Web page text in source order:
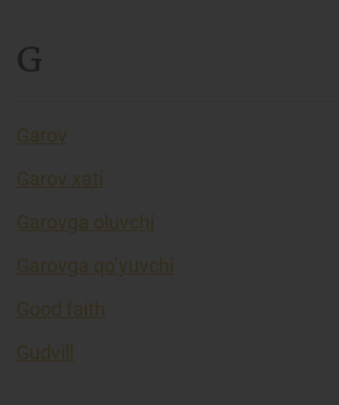
G
Garov
Garov xati
Garovga oluvchi
Garovga qo’yuvchi
Good faith
Gudvill